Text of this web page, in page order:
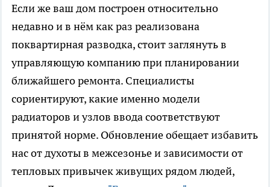
Если же ваш дом построен относительно
недавно и в нём как раз реализована
поквартирная разводка, стоит заглянуть в
управляющую компанию при планировании
ближайшего ремонта. Специалисты
сориентируют, какие именно модели
радиаторов и узлов ввода соответствуют
принятой норме. Обновление обещает избавить
нас от духоты в межсезонье и зависимости от
тепловых привычек живущих рядом людей,